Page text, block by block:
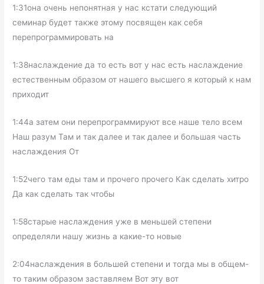
1:31она очень непонятная у нас кстати следующий
семинар будет также этому посвящен как себя
перепрограммировать на
1:38наслаждение да то есть вот у нас есть наслаждение
естественным образом от нашего высшего я который к нам
приходит
1:44а затем они перепрограммируют все наше тело всем
Наш разум Там и так далее и так далее и большая часть
наслаждения От
1:52чего там еды там и прочего прочего Как сделать хитро
Да как сделать так чтобы
1:58старые наслаждения уже в меньшей степени
определяли нашу жизнь а какие-то новые
2:04наслаждения в большей степени и тогда мы в общем-
то таким образом заставляем Вот эту вот